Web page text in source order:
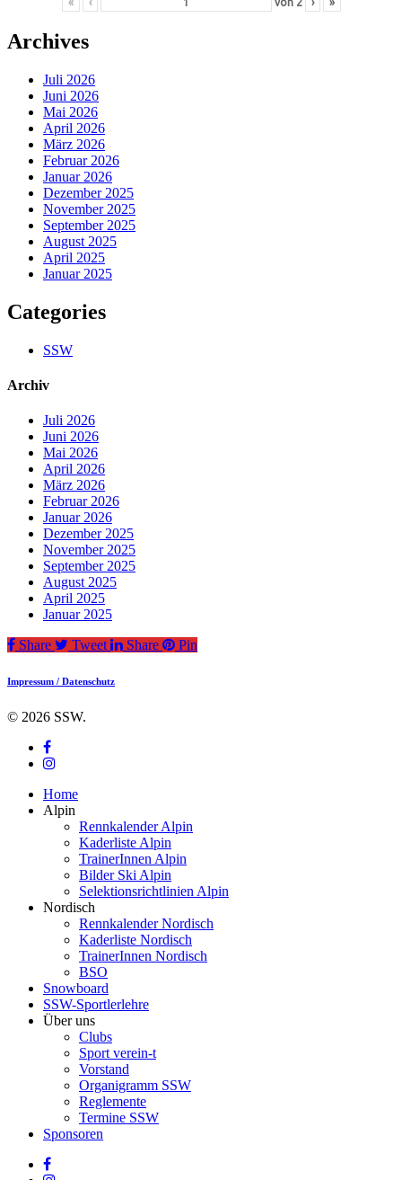
Archives
Juli 2026
Juni 2026
Mai 2026
April 2026
März 2026
Februar 2026
Januar 2026
Dezember 2025
November 2025
September 2025
August 2025
April 2025
Januar 2025
Categories
SSW
Archiv
Juli 2026
Juni 2026
Mai 2026
April 2026
März 2026
Februar 2026
Januar 2026
Dezember 2025
November 2025
September 2025
August 2025
April 2025
Januar 2025
Share
Tweet Share Pin
Impressum / Datenschutz
© 2026 SSW.
facebook
instagram
Close
Menu
Home
Alpin
Rennkalender Alpin
Kaderliste Alpin
TrainerInnen Alpin
Bilder Ski Alpin
Selektionsrichtlinien Alpin
Nordisch
Rennkalender Nordisch
Kaderliste Nordisch
TrainerInnen Nordisch
BSO
Snowboard
SSW-Sportlerlehre
Über uns
Clubs
Sport verein-t
Vorstand
Organigramm SSW
Reglemente
Termine SSW
Sponsoren
facebook